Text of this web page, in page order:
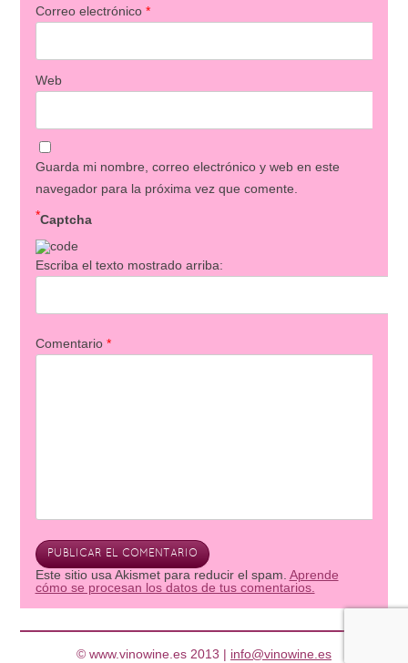
Correo electrónico *
Web
Guarda mi nombre, correo electrónico y web en este
navegador para la próxima vez que comente.
Captcha
*
Escriba el texto mostrado arriba:
Comentario *
Este sitio usa Akismet para reducir el spam. Aprende
cómo se procesan los datos de tus comentarios.
© www.vinowine.es 2013 | info@vinowine.es